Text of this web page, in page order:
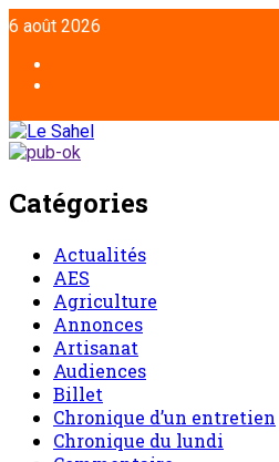
6 août 2026
Catégories
Actualités
AES
Agriculture
Annonces
Artisanat
Audiences
Billet
Chronique d’un entretien
Chronique du lundi